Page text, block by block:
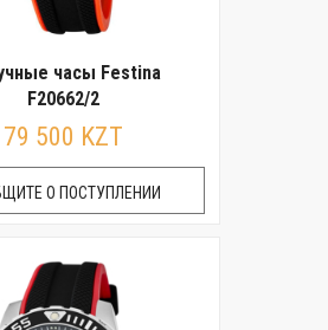
часы Festina
F20662/2
79 500 KZT
О ПОСТУПЛЕНИИ